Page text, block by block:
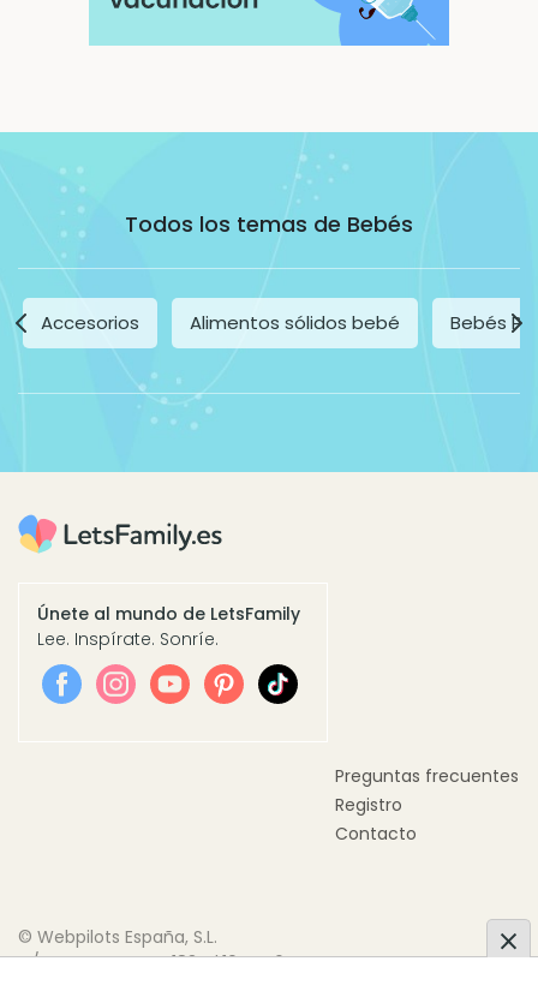
Todos los temas de Bebés
Accesorios Alimentos sólidos bebé Bebés
Únete al mundo de LetsFamily
Lee. Inspírate. Sonríe.
Preguntas frecuentes
Registro
Contacto
© Webpilots España, S.L.
C/ Doctor Trueta, 183, Pl.10 Pta.6